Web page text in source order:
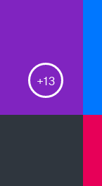
+13